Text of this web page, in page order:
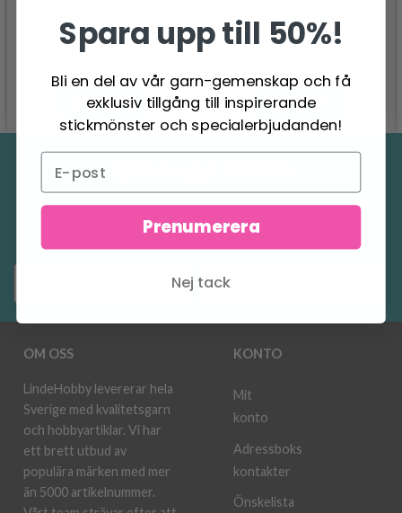
62.95 SEK
Se produkt
49.95 SEK
Se produkt
Ta emot vårt gratis nyhetsbrev och få
inspiration, erbjudanden och rabatter!
OM OSS
LindeHobby levererar hela
Sverige med kvalitetsgarn
och hobbyartiklar. Vi har
ett brett utbud av
populära märken med mer
än 5000 artikelnummer.
KONTO
Mit
konto
Adressboks
kontakter
Önskelista
Spara upp till 50%!
Bli en del av vår garn-gemenskap och få
exklusiv tillgång till inspirerande
stickmönster och specialerbjudanden!
Prenumerera
Nej tack